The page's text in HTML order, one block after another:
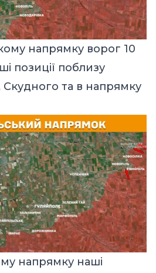
напрямку ворог 10
позиції поблизу
та в напрямку
напрямку наші